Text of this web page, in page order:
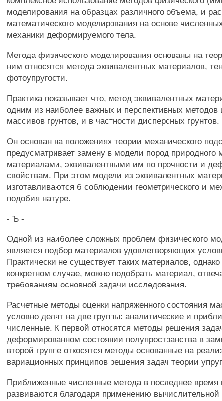
моделирования на образцах различного объема, и
математического моделирования на основе
механики деформируемого тела.
Метода физического моделирования основаны на
ним относятся метода эквивалентных материалов,
фотоупругости.
Практика показывает что, метод эквивалентных
одним из наиболее важных и перспективных методов
массивов грунтов, и в частности дисперсных грунтов.
Он основан на положениях теории механического
предусматривает замену в модели пород природного
материалами, эквивалентными им по прочности и
свойствам. При этом модели из эквивалентных
изготавливаются б соблюдении геометрического и
подобия натуре.
- Ъ -
Одной из наиболее сложных проблем физического
является подбор материалов удовлетворяющих
Практически не существует таких материалов,
конкретном случае, можно подобрать материал,
требованиям основной задачи исследования.
Расчетные методы оценки напряженного состояния
условно делят на две группы: аналитические и
численные. К первой относятся методы решения
деформированном состоянии полупространства в
второй группе откосятся методы основанные на
вариационных принципов решения задач теории
Приближенные численные метода в последнее время
развиваются благодаря применению